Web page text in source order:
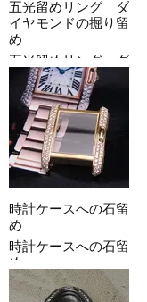
五光留めリング ダ
イヤモンドの掘り留
め
五光留めリング ダ
イヤモンドの掘り留
め
時計ケースへの石留
め
時計ケースへの石留
め